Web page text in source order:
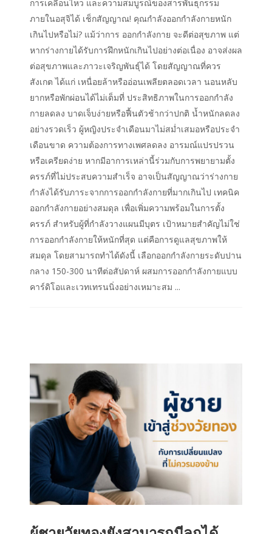
การเคลื่อนไหว และความสมบูรณ์ของสารพันธุกรรม
ภายในอสุจิได้ เช็กสัญญาณ! คุณกำลังออกกำลังกายหนัก
เกินไปหรือไม่? แม้ว่าการ ออกกำลังกาย จะดีต่อสุขภาพ แต่
หากร่างกายได้รับการฝึกหนักเกินไปอย่างต่อเนื่อง อาจส่งผล
ต่อสุขภาพและภาวะเจริญพันธุ์ได้ โดยสัญญาณที่ควร
สังเกต ได้แก่ เหนื่อยล้าหรืออ่อนเพลียตลอดเวลา นอนหลับ
ยากหรือพักผ่อนได้ไม่เต็มที่ ประสิทธิภาพในการออกกำลัง
กายลดลง บาดเจ็บง่ายหรือฟื้นตัวช้ากว่าปกติ น้ำหนักลดลง
อย่างรวดเร็ว ผู้หญิงประจำเดือนมาไม่สม่ำเสมอหรือประจำ
เดือนขาด ความต้องการทางเพศลดลง อารมณ์แปรปรวน
หรือเครียดง่าย หากมีอาการเหล่านี้ร่วมกับการพยายามตั้ง
ครรภ์ที่ไม่ประสบความสำเร็จ อาจเป็นสัญญาณว่าร่างกาย
กำลังได้รับภาระจากการออกกำลังกายที่มากเกินไป เทคนิค
ออกกำลังกายอย่างสมดุล เพื่อเพิ่มความพร้อมในการตั้ง
ครรภ์ สำหรับผู้ที่กำลังวางแผนมีบุตร เป้าหมายสำคัญไม่ใช่
การออกกำลังกายให้หนักที่สุด แต่คือการดูแลสุขภาพให้
สมดุล โดยสามารถทำได้ดังนี้ เลือกออกกำลังกายระดับปาน
กลาง 150-300 นาทีต่อสัปดาห์ ผสมการออกกำลังกายแบบ
คาร์ดิโอและเวทเทรนนิ่งอย่างเหมาะสม ...